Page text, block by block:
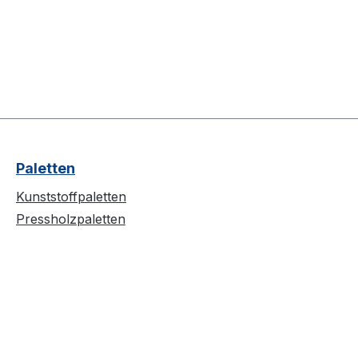
Paletten
Kunststoffpaletten
Pressholzpaletten